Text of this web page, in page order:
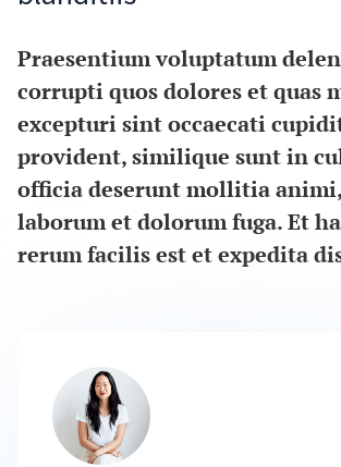
Praesentium voluptatum
corrupti quos dolores et quas
excepturi sint occaecati
provident, similique sunt in
officia deserunt mollitia
laborum et dolorum fuga. Et
rerum facilis est et expedita